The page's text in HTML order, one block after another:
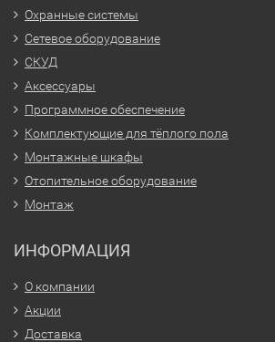
Охранные системы
Сетевое оборудование
СКУД
Аксессуары
Программное обеспечение
Комплектующие для тёплого пола
Монтажные шкафы
Отопительное оборудование
Монтаж
ИНФОРМАЦИЯ
О компании
Акции
Доставка